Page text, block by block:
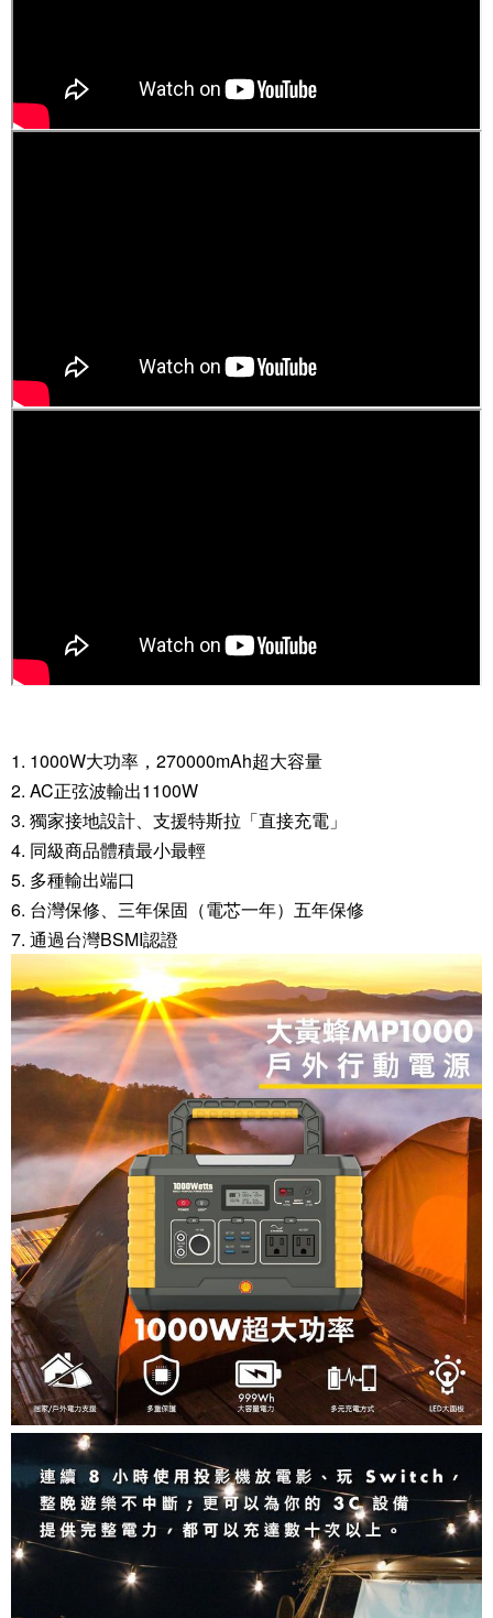
1. 1000W大功率，270000mAh超大容量
2. AC正弦波輸出1100W
3. 獨家接地設計、支援特斯拉「直接充電」
4. 同級商品體積最小最輕
5. 多種輸出端口
6. 台灣保修、三年保固（電芯一年）五年保修
7. 通過台灣BSMI認證